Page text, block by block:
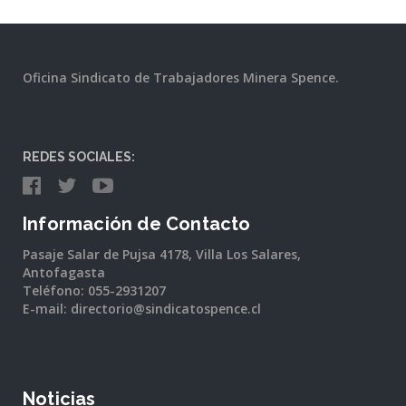
Oficina Sindicato de Trabajadores Minera Spence.
REDES SOCIALES:
Información de Contacto
Pasaje Salar de Pujsa 4178, Villa Los Salares,
Antofagasta
Teléfono: 055-2931207
E-mail: directorio@sindicatospence.cl
Noticias